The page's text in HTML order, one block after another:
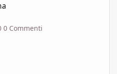
0 Commenti